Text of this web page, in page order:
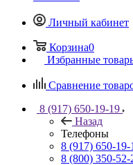
Личный кабинет
Корзина0
Избранные
Сравнение
8 (917) 650-19-19
Назад
Телефоны
8 (917) 650-19-
8 (800) 350-52-